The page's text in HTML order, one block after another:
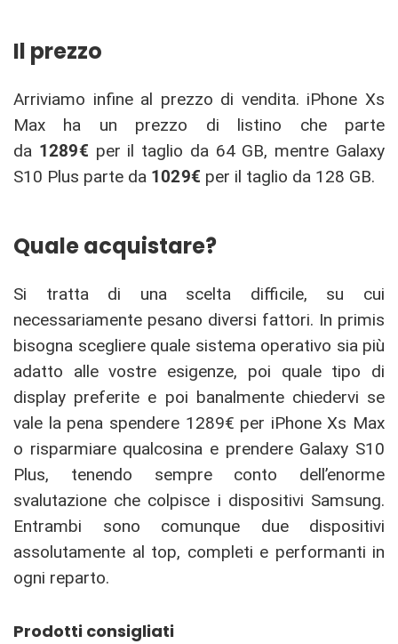
Il prezzo
Arriviamo infine al prezzo di vendita. iPhone Xs
Max ha un prezzo di listino che parte
da 1289€ per il taglio da 64 GB, mentre Galaxy
S10 Plus parte da 1029€ per il taglio da 128 GB.
Quale acquistare?
Si tratta di una scelta difficile, su cui
necessariamente pesano diversi fattori. In primis
bisogna scegliere quale sistema operativo sia più
adatto alle vostre esigenze, poi quale tipo di
display preferite e poi banalmente chiedervi se
vale la pena spendere 1289€ per iPhone Xs Max
o risparmiare qualcosina e prendere Galaxy S10
Plus, tenendo sempre conto dell’enorme
svalutazione che colpisce i dispositivi Samsung.
Entrambi sono comunque due dispositivi
assolutamente al top, completi e performanti in
ogni reparto.
Prodotti consigliati